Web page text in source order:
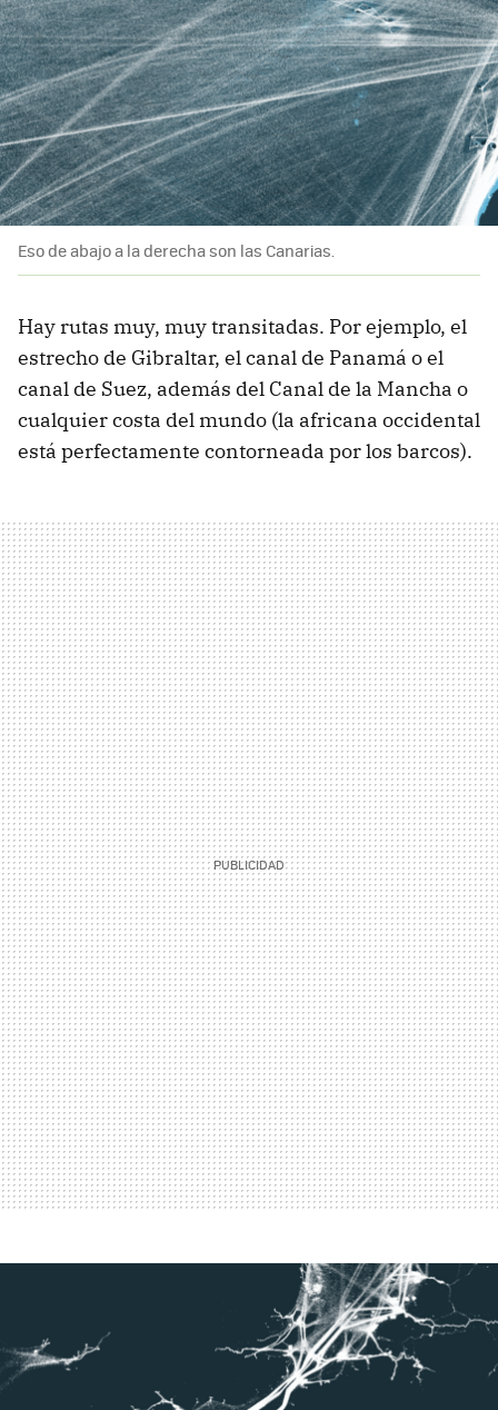
Eso de abajo a la derecha son las Canarias.
Hay rutas muy, muy transitadas. Por ejemplo, el
estrecho de Gibraltar, el canal de Panamá o el
canal de Suez, además del Canal de la Mancha o
cualquier costa del mundo (la africana occidental
está perfectamente contorneada por los barcos).